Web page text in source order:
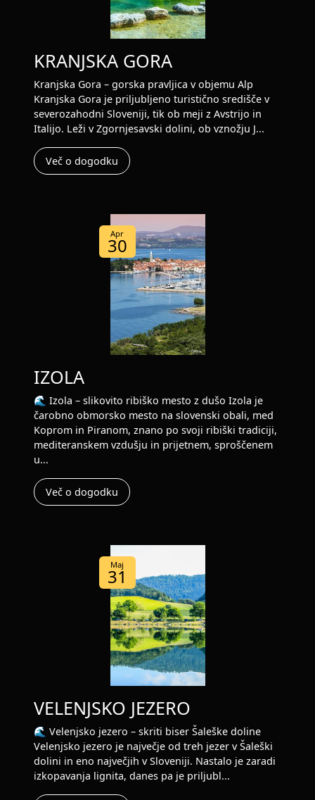
KRANJSKA GORA
Kranjska Gora – gorska pravljica v objemu Alp
Kranjska Gora je priljubljeno turistično središče v
severozahodni Sloveniji, tik ob meji z Avstrijo in
Italijo. Leži v Zgornjesavski dolini, ob vznožju J...
Več o dogodku
Apr
30
IZOLA
🌊 Izola – slikovito ribiško mesto z dušo Izola je
čarobno obmorsko mesto na slovenski obali, med
Koprom in Piranom, znano po svoji ribiški tradiciji,
mediteranskem vzdušju in prijetnem, sproščenem
u...
Več o dogodku
Maj
31
VELENJSKO JEZERO
🌊 Velenjsko jezero – skriti biser Šaleške doline
Velenjsko jezero je največje od treh jezer v Šaleški
dolini in eno največjih v Sloveniji. Nastalo je zaradi
izkopavanja lignita, danes pa je priljubl...